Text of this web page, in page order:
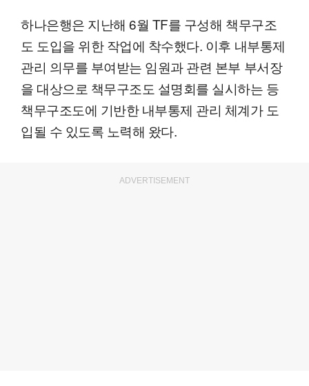
하나은행은 지난해 6월 TF를 구성해 책무구조
도 도입을 위한 작업에 착수했다. 이후 내부통제
관리 의무를 부여받는 임원과 관련 본부 부서장
을 대상으로 책무구조도 설명회를 실시하는 등
책무구조도에 기반한 내부통제 관리 체계가 도
입될 수 있도록 노력해 왔다.
ADVERTISEMENT